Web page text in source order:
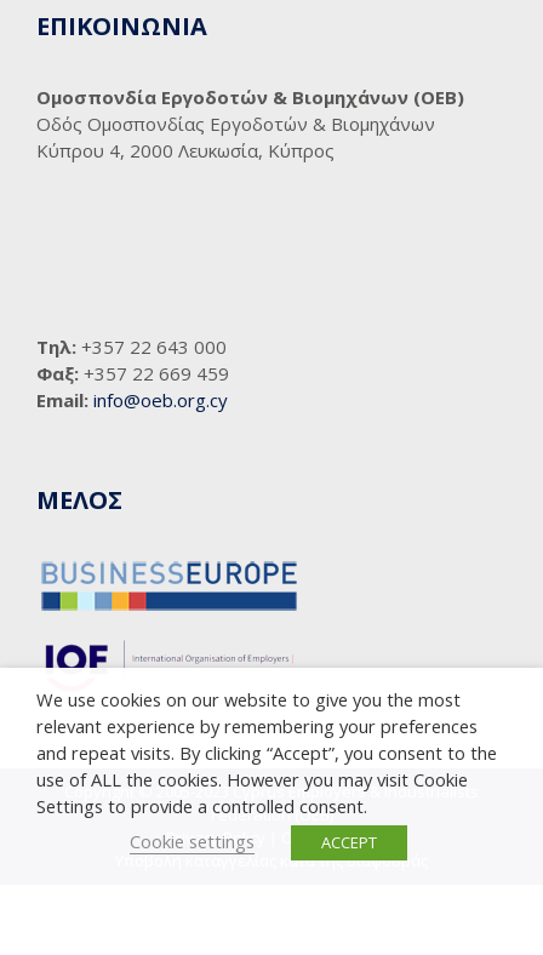
ΕΠΙΚΟΙΝΩΝΙΑ
Ομοσπονδία Εργοδοτών & Βιομηχάνων (ΟΕΒ)
Οδός Ομοσπονδίας Εργοδοτών & Βιομηχάνων
Κύπρου 4, 2000 Λευκωσία, Κύπρος
Τηλ: +357 22 643 000
Φαξ: +357 22 669 459
Email: info@oeb.org.cy
ΜΕΛΟΣ
Copyright © 2005-2023 Cyprus Employers & Industrialists
Federation (OEB)
Privacy Policy
Cookie Policy
Υποβολή καταγγελίας κατά της διαφθοράς
We use cookies on our website to give you the most
relevant experience by remembering your preferences
and repeat visits. By clicking “Accept”, you consent to the
use of ALL the cookies. However you may visit Cookie
Settings to provide a controlled consent.
Cookie settings
ACCEPT